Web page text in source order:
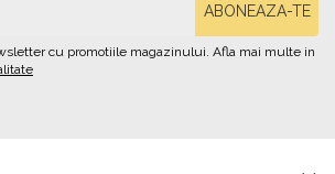
cu promotiile magazinului. Afla mai multe in